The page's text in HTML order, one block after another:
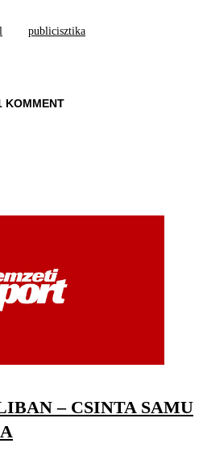
publicisztika
KOMMENT
– CSINTA SAMU